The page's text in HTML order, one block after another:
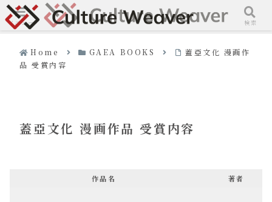
Home GAEA BOOKS
蓋亞文化 漫画作
品 受賞内容
蓋亞文化 漫画作品 受賞内容
作品名 著者
メニュー 検索